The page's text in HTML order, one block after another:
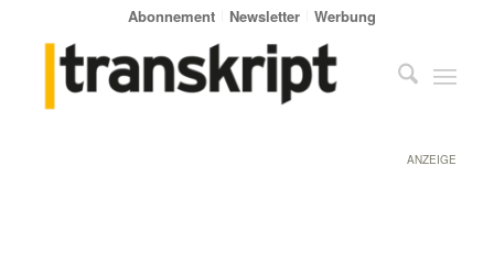
Abonnement Newsletter Werbung
ANZEIGE